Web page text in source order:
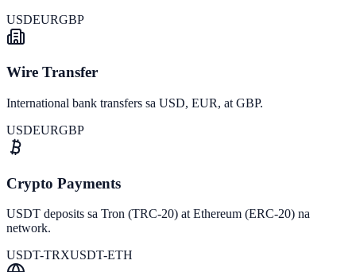
USDEURGBP
Wire Transfer
International bank transfers sa USD, EUR, at GBP.
USDEURGBP
Crypto Payments
USDT deposits sa Tron (TRC-20) at Ethereum (ERC-20) na
network.
USDT-TRXUSDT-ETH